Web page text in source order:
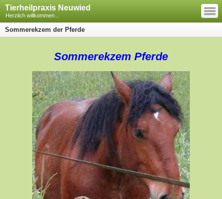
Tierheilpraxis Neuwied
Herzlich willkommen...
—
—
—
Sommerekzem der Pferde
Sommerekzem Pferde